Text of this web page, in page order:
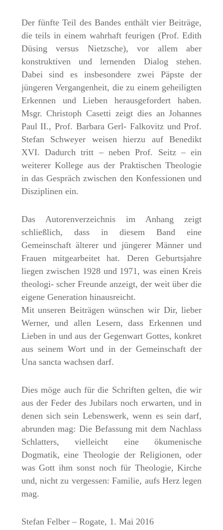
Der fünfte Teil des Bandes enthält vier Beiträge,
die teils in einem wahrhaft feurigen (Prof. Edith
Düsing versus Nietzsche), vor allem aber
konstruktiven und lernenden Dialog stehen.
Dabei sind es insbesondere zwei Päpste der
jüngeren Vergangenheit, die zu einem geheiligten
Erkennen und Lieben herausgefordert haben.
Msgr. Christoph Casetti zeigt dies an Johannes
Paul II., Prof. Barbara Gerl- Falkovitz und Prof.
Stefan Schweyer weisen hierzu auf Benedikt
XVI. Dadurch tritt – neben Prof. Seitz – ein
weiterer Kollege aus der Praktischen Theologie
in das Gespräch zwischen den Konfessionen und
Disziplinen ein.
Das Autorenverzeichnis im Anhang zeigt
schließlich, dass in diesem Band eine
Gemeinschaft älterer und jüngerer Männer und
Frauen mitgearbeitet hat. Deren Geburtsjahre
liegen zwischen 1928 und 1971, was einen Kreis
theologi- scher Freunde anzeigt, der weit über die
eigene Generation hinausreicht.
Mit unseren Beiträgen wünschen wir Dir, lieber
Werner, und allen Lesern, dass Erkennen und
Lieben in und aus der Gegenwart Gottes, konkret
aus seinem Wort und in der Gemeinschaft der
Una sancta wachsen darf.
Dies möge auch für die Schriften gelten, die wir
aus der Feder des Jubilars noch erwarten, und in
denen sich sein Lebenswerk, wenn es sein darf,
abrunden mag: Die Befassung mit dem Nachlass
Schlatters, vielleicht eine ökumenische
Dogmatik, eine Theologie der Religionen, oder
was Gott ihm sonst noch für Theologie, Kirche
und, nicht zu vergessen: Familie, aufs Herz legen
mag.
Stefan Felber – Rogate, 1. Mai 2016